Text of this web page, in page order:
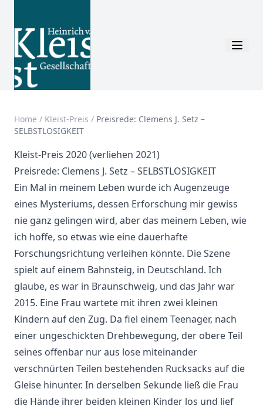
Home / Kleist-Preis / Preisrede: Clemens J. Setz –
SELBSTLOSIGKEIT
Kleist-Preis 2020 (verliehen 2021)
Preisrede: Clemens J. Setz – SELBSTLOSIGKEIT
Ein Mal in meinem Leben wurde ich Augenzeuge
eines Mysteriums, dessen Erforschung mir gewiss
nie ganz gelingen wird, aber das meinem Leben, wie
ich hoffe, so etwas wie eine dauerhafte
Forschungsrichtung verleihen könnte. Die Szene
spielt auf einem Bahnsteig, in Deutschland. Ich
glaube, es war in Braunschweig, und das Jahr war
2015. Eine Frau wartete mit ihren zwei kleinen
Kindern auf den Zug. Da fiel einem Teenager, nach
einer ungeschickten Drehbewegung, der obere Teil
seines offenbar nur aus lose miteinander
verschnürten Teilen bestehenden Rucksacks auf die
Gleise hinunter. In derselben Sekunde ließ die Frau
die Hände ihrer beiden kleinen Kinder los und lief